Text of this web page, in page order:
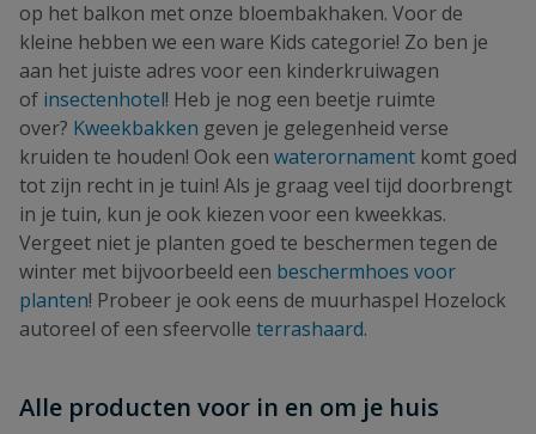
op het balkon met onze bloembakhaken. Voor de
kleine hebben we een ware Kids categorie! Zo ben je
aan het juiste adres voor een kinderkruiwagen
of insectenhotel! Heb je nog een beetje ruimte
over? Kweekbakken geven je gelegenheid verse
kruiden te houden! Ook een waterornament komt goed
tot zijn recht in je tuin! Als je graag veel tijd doorbrengt
in je tuin, kun je ook kiezen voor een kweekkas.
Vergeet niet je planten goed te beschermen tegen de
winter met bijvoorbeeld een beschermhoes voor
planten! Probeer je ook eens de muurhaspel Hozelock
autoreel of een sfeervolle terrashaard.
Alle producten voor in en om je huis